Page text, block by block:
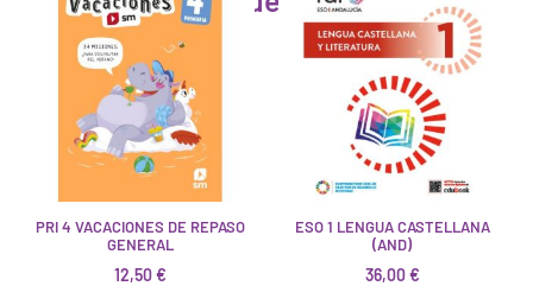
PRI 4 VACACIONES DE REPASO
GENERAL
12,50€
ESO 1 LENGUA CASTELLANA
(AND)
36,00€